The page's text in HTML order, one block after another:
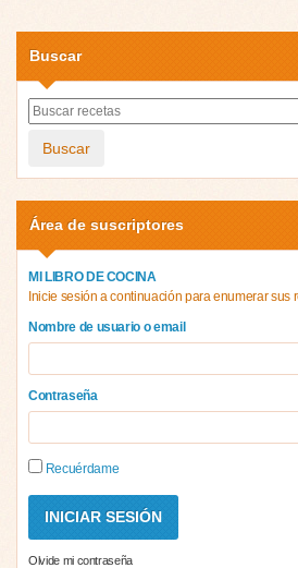
Buscar
Buscar
Área de suscriptores
MI LIBRO DE COCINA
Inicie sesión a continuación para enumerar sus
Nombre de usuario o email
Contraseña
Recuérdame
Olvide mi contraseña